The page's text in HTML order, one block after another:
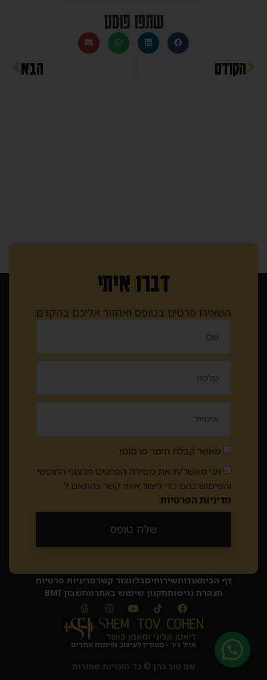
שתפו פוסט
הקודם הבא
דברו איתי
השאירו פרטים בטופס ואחזור אליכם בהקדם
מאשר קבלת חומר פרסומי
אני מאשר/ת את מסירת הפרטים מרצוני החופשי
והשימוש בהם כדי ליצור איתי קשר בהתאם ל
מדיניות הפרטיות.
שלח טופס
דף הביתאודותשירותיםבלוגצור קשרמדיניות פרטיות
הצהרת נגישותתקנון שימוש באתרמחשבון BMI
אייל ניר - סטודיו לעיצוב ופיתוח אתרים
שם טוב כהן © כל הזכויות שמורות